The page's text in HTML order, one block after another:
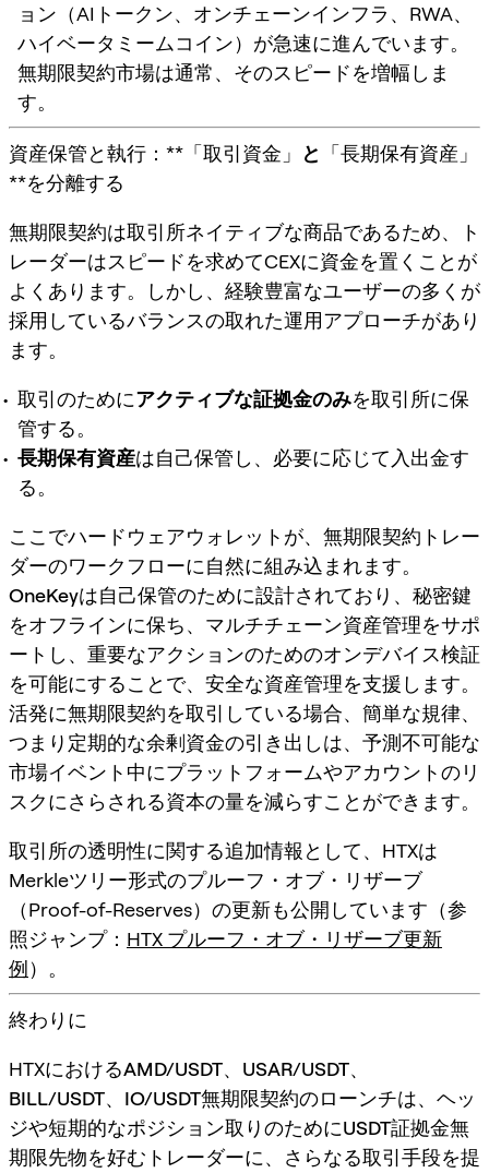
ョン（AIトークン、オンチェーンインフラ、RWA、
ハイベータミームコイン）が急速に進んでいます。
無期限契約市場は通常、そのスピードを増幅しま
す。
資産保管と執行：**「取引資金」 と
「長期保有資産」
**を分離する
無期限契約は取引所ネイティブな商品であるため、ト
レーダーはスピードを求めてCEXに資金を置くことが
よくあります。しかし、経験豊富なユーザーの多くが
採用しているバランスの取れた運用アプローチがあり
ます。
取引のためにアクティブな証拠金のみを取引所に保
管する。
長期保有資産は自己保管し、必要に応じて入出金す
る。
ここでハードウェアウォレットが、無期限契約トレー
ダーのワークフローに自然に組み込まれます。
OneKeyは自己保管のために設計されており、秘密鍵
をオフラインに保ち、マルチチェーン資産管理をサポ
ートし、重要なアクションのためのオンデバイス検証
を可能にすることで、安全な資産管理を支援します。
活発に無期限契約を取引している場合、簡単な規律、
つまり 定期的な余剰資金の引き出しは、予測不可能な
市場イベント中にプラットフォームやアカウントのリ
スクにさらされる資本の量を減らすことができます。
取引所の透明性に関する追加情報として、HTXは
Merkleツリー形式のプルーフ・オブ・リザーブ
（Proof-of-Reserves）の更新も公開しています（参
照ジャンプ： HTX プルーフ・オブ・リザーブ更新
例）。
終わりに
HTXにおけるAMD/USDT、USAR/USDT、
BILL/USDT、IO/USDT無期限契約のローンチは、ヘッ
ジや短期的なポジション取りのためにUSDT証拠金無
期限先物を好むトレーダーに、さらなる取引手段を提